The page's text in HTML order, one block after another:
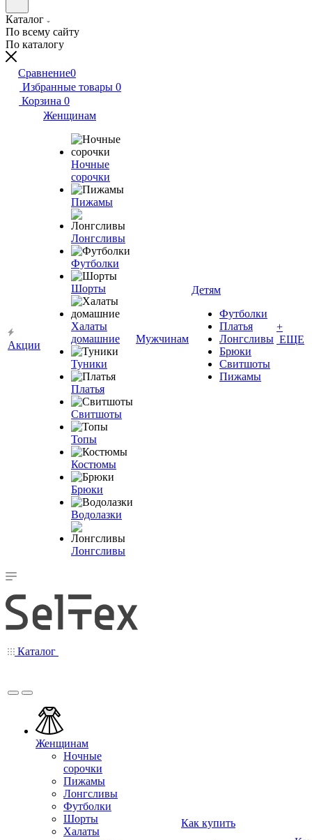
Каталог
По всему сайту
По каталогу
Сравнение0
Избранные товары 0
Корзина 0
Акции
Женщинам
Ночные
сорочки
Пижамы
Лонгсливы
Футболки
Шорты
Халаты
домашние
Туники
Платья
Свитшоты
Топы
Костюмы
Брюки
Водолазки
Лонгсливы
Мужчинам
Детям
Футболки
Платья
Лонгсливы
Брюки
Свитшоты
Пижамы
+
ЕЩЕ
Каталог
Женщинам
Ночные
сорочки
Пижамы
Лонгсливы
Футболки
Шорты
Халаты
Как купить